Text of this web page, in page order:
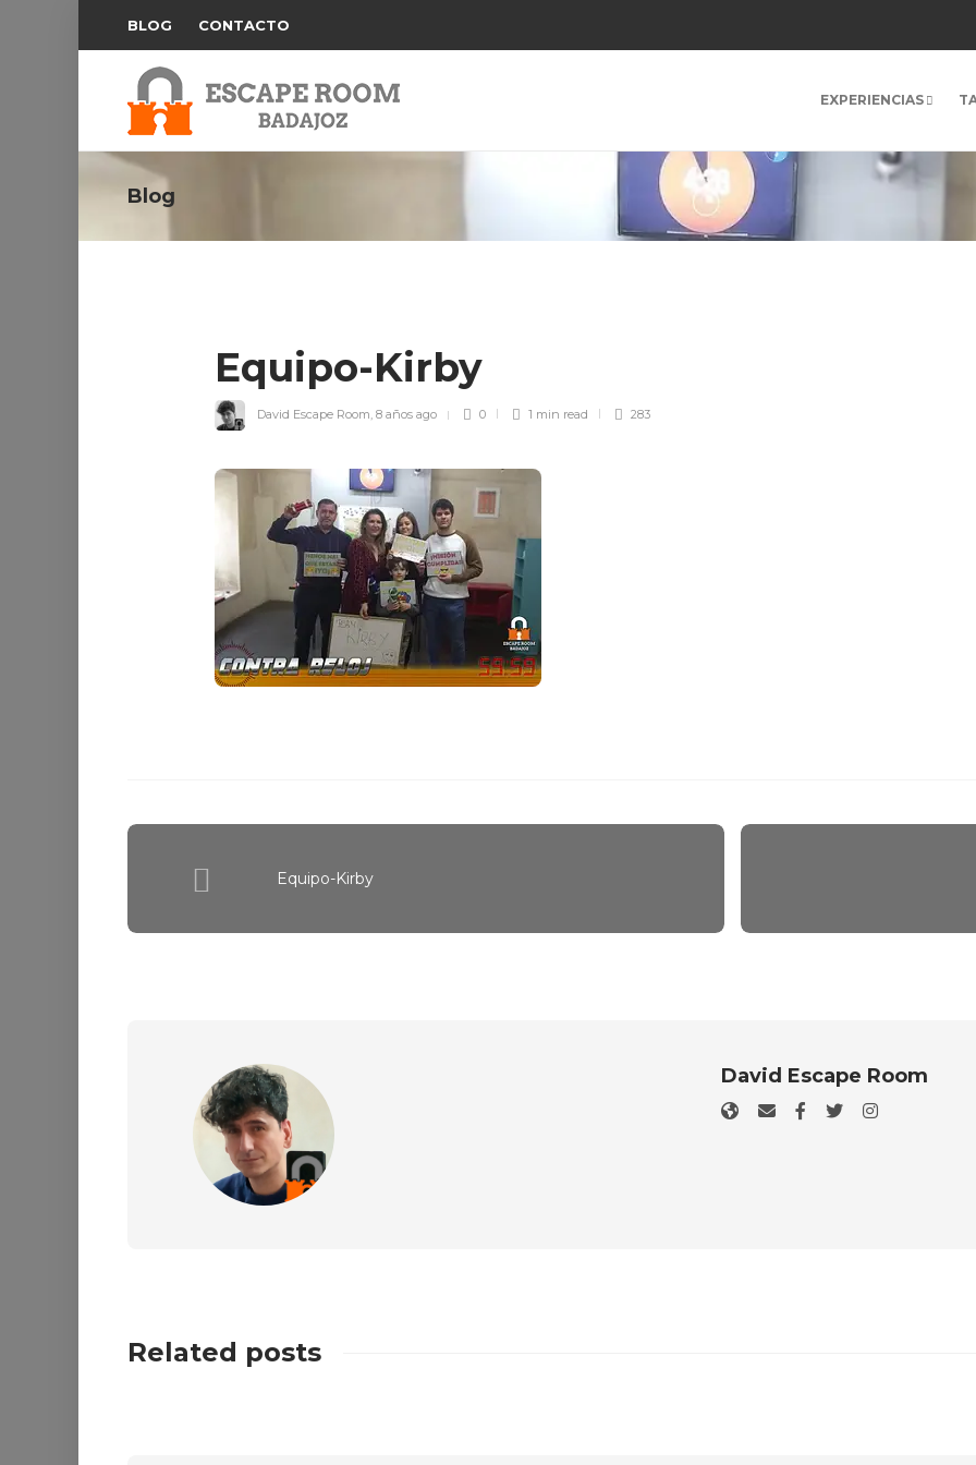
BLOG CONTACTO
EXPERIENCIAS
Blog
Equipo-Kirby
David Escape Room, 8 años ago 0 1 min read 283
Equipo-Kirby
David Escape Room
Related posts